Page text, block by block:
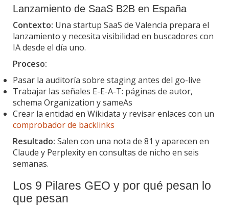
Lanzamiento de SaaS B2B en España
Contexto: Una startup SaaS de Valencia prepara el
lanzamiento y necesita visibilidad en buscadores con
IA desde el día uno.
Proceso:
Pasar la auditoría sobre staging antes del go-live
Trabajar las señales E-E-A-T: páginas de autor,
schema Organization y sameAs
Crear la entidad en Wikidata y revisar enlaces con un
comprobador de backlinks
Resultado: Salen con una nota de 81 y aparecen en
Claude y Perplexity en consultas de nicho en seis
semanas.
Los 9 Pilares GEO y por qué pesan lo
que pesan